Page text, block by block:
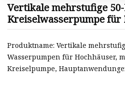
Vertikale mehrstufige
Kreiselwasserpumpe für
Produktname: Vertikale
Wasserpumpen für Hochhäuser,
Kreiselpumpe,